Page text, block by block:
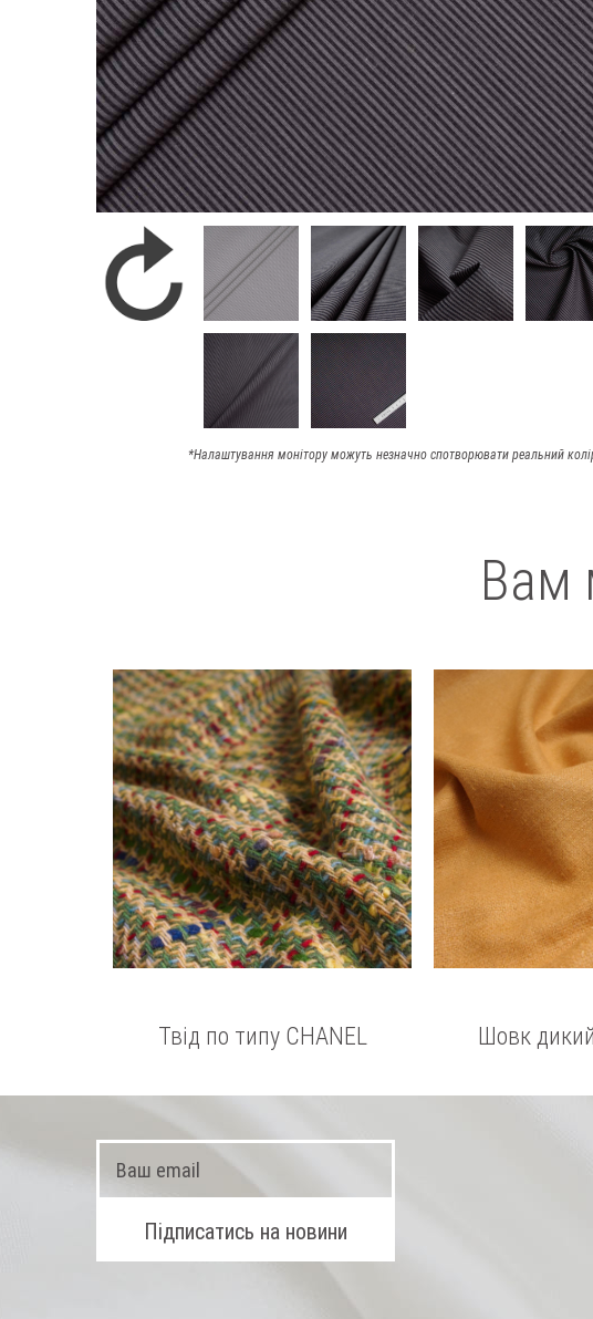
*Налаштування монітору можуть незначно спотворювати реальний
Вам
Твід по типу CHANEL Шовк